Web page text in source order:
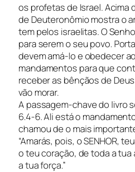
os profetas de Israel. Acima
de Deuteronômio mostra o
tem pelos israelitas. O
para serem o seu povo.
devem amá-lo e obedecer
mandamentos para que
receber as bênçãos de
vão morar.
A passagem-chave do livro
6.4-6. Ali está o
chamou de o mais
“Amarás, pois, o SENHOR,
o teu coração, de toda a tua
a tua força.”